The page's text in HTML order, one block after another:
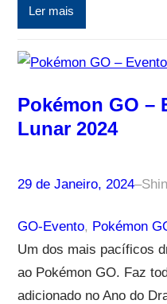
Ler mais
Pokémon GO –
Lunar 2024
29 de Janeiro, 2024–
GO-Evento, Pokémon
Um dos mais pacíficos
ao Pokémon GO. Faz
adicionado no Ano do